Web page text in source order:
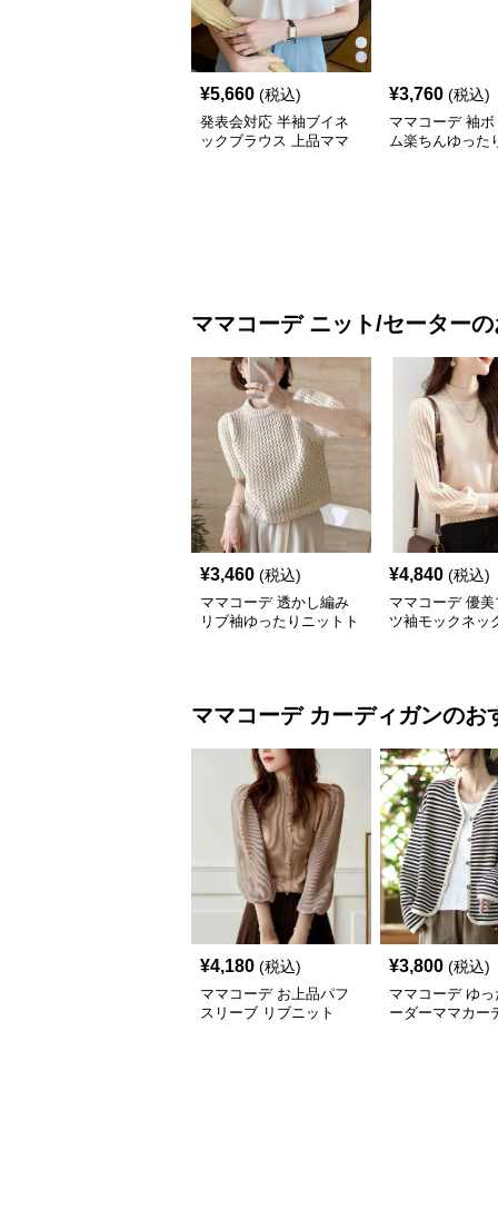
¥5,660 (税込)
発表会対応 半袖ブイネ
ックブラウス 上品ママ
¥3,760 (税込)
ママコーデ 袖
ム楽ちんゆった
ママコーデ ニット/セーターの
¥3,460 (税込)
ママコーデ 透かし編み
リブ袖ゆったりニットト
¥4,840 (税込)
ママコーデ 優
ツ袖モックネッ
ママコーデ カーディガンのお
¥4,180 (税込)
ママコーデ お上品パフ
スリーブ リブニット
¥3,800 (税込)
ママコーデ ゆ
ーダーママカー